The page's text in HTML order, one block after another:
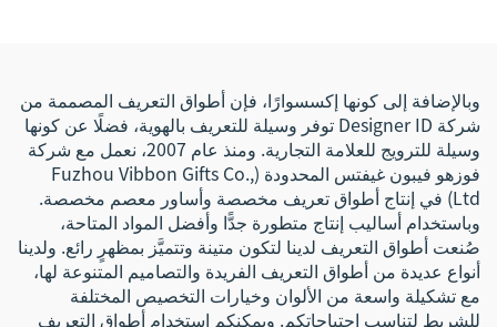
وبالإضافة إلى كونها إكسسوارًا، فإن أطواق التعريف المصممة من
شركة Designer ID توفر وسيلة للتعريف بالهوية، فضلًا عن كونها
وسيلة للترويج للعلامة التجارية. ومنذ عام 2007، نعمل مع شركة
فوزهو فيبون غيفتس المحدودة (Fuzhou Vibbon Gifts Co.,
Ltd) في إنتاج أطواق تعريف مخصصة وأساور معصم مخصصة.
وباستخدام أساليب إنتاج متطورة جدًّا وأفضل المواد المتاحة،
صُنعت أطواق التعريف لدينا لتكون متينة وتتميَّز بمظهرٍ رائع. ولدينا
أنواع عديدة من أطواق التعريف الفريدة والتصاميم المتنوعة لها،
مع تشكيلة واسعة من الألوان وخيارات التخصيص المختلفة
للشريط لتناسب احتياجاتكم. ويمكنكم استخدام أطواق التعريف